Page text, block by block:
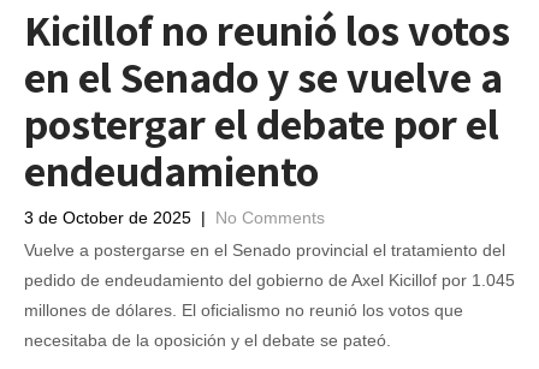
Kicillof no reunió los votos
en el Senado y se vuelve a
postergar el debate por el
endeudamiento
3 de October de 2025 | No Comments
Vuelve a postergarse en el Senado provincial el tratamiento del
pedido de endeudamiento del gobierno de Axel Kicillof por 1.045
millones de dólares. El oficialismo no reunió los votos que
necesitaba de la oposición y el debate se pateó.